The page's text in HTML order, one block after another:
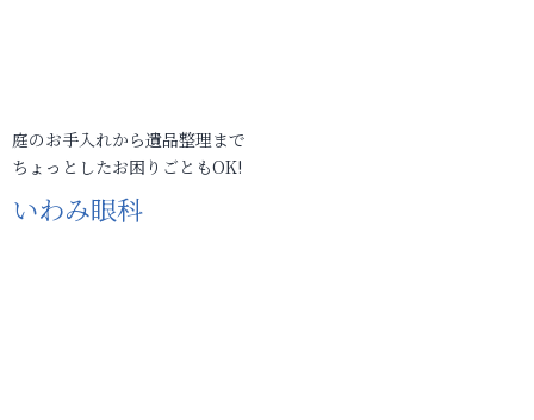
庭のお手入れから遺品整理まで
ちょっとしたお困りごともOK!
いわみ眼科